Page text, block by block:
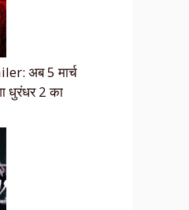
अब 5 मार्च
धुरंधर 2 का